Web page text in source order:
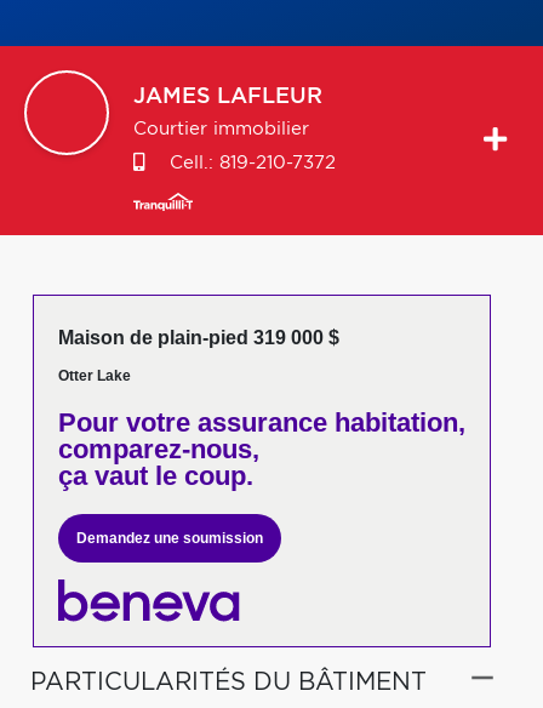
JAMES LAFLEUR
Courtier immobilier
Cell.: 819-210-7372
Maison de plain-pied 319 000 $
Otter Lake
Pour votreassurance habitation,
comparez-nous,
ça vaut le coup.
Demandez une soumission
PARTICULARITÉS DU BÂTIMENT